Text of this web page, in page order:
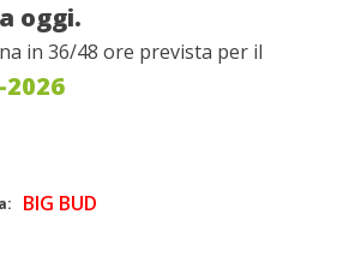
oggi.
in 36/48 ore prevista per il
BIG BUD